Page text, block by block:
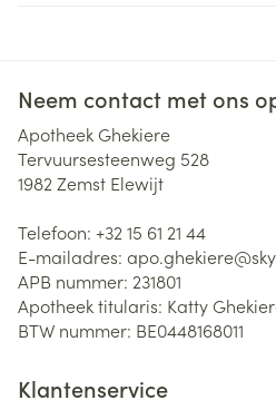
Neem contact met ons
Apotheek Ghekiere
Tervuursesteenweg 528
1982 Zemst Elewijt
Telefoon: +32 15 61 21 44
E-mailadres: apo.ghekiere@
APB nummer: 231801
Apotheek titularis: Katty
BTW nummer: BE0448168011
Klantenservice